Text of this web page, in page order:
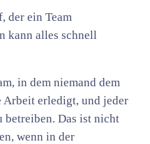
der ein Team
kann alles schnell
in dem niemand dem
Arbeit erledigt, und jeder
betreiben. Das ist nicht
wenn in der